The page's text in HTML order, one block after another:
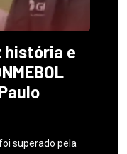
história e
superado pela